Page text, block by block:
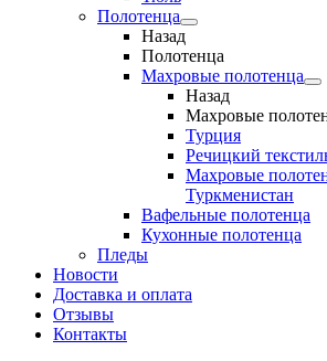
Полотенца
Назад
Полотенца
Махровые полотенца
Назад
Махровые
Турция
Речицкий
Махровые
Туркменистан
Вафельные полотенца
Кухонные полотенца
Пледы
Новости
Доставка и оплата
Отзывы
Контакты